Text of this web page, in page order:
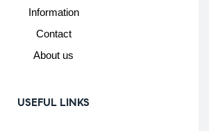
Information
Contact
About us
USEFUL LINKS